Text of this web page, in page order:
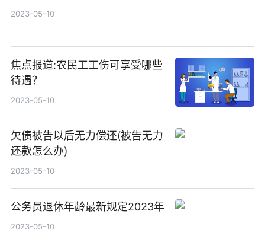
2023-05-10
焦点报道:农民工工伤可享受哪些
待遇？
2023-05-10
欠债被告以后无力偿还(被告无力
还款怎么办)
2023-05-10
公务员退休年龄最新规定2023年
2023-05-10